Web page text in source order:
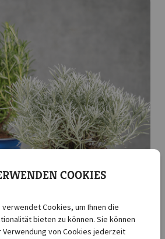
COOKIES
Cookies, um Ihnen die
bieten zu können. Sie können
Verwendung von Cookies jederzeit